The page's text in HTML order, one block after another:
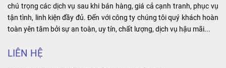
dụng của quý
khách hảng.
ổn định giữa
các đoạn ray,
tạo ra một hệ
khả năng cung
cấp nguồn điện
ổn định và liên
chú trọng các dịch vụ sau khi bán hàng, giá cả cạnh tranh, phục vụ
tận tình, linh kiện đầy đủ. Đến với công ty chúng tôi quý khách hoàn
toàn yên tâm bởi sự an toàn, uy tín, chất lượng, dịch vụ hậu mãi...
LIÊN HỆ